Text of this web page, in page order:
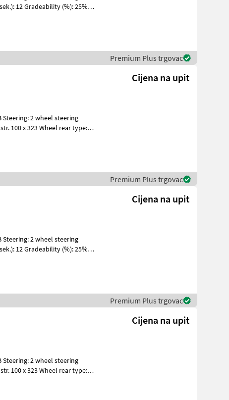
12 Gradeability (%): 25%
Premium Plus trgovac
Cijena na upit
Premium Plus trgovac
Cijena na upit
12 Gradeability (%): 25%
Premium Plus trgovac
Cijena na upit